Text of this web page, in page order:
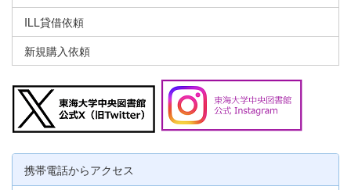
ILL貸借依頼
新規購入依頼
携帯電話からアクセス